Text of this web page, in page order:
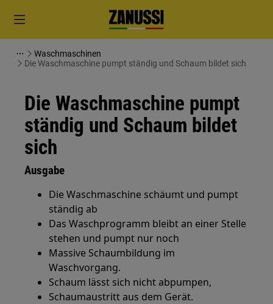
Waschmaschinen
Die Waschmaschine pumpt ständig und Schaum bildet sich
Die Waschmaschine pumpt
ständig und Schaum bildet
sich
Ausgabe
Die Waschmaschine schäumt und pumpt
ständig ab
Das Waschprogramm bleibt an einer Stelle
stehen und pumpt nur noch
Massive Schaumbildung im
Waschvorgang.
Schaum lässt sich nicht abpumpen,
Schaumaustritt aus dem Gerät.